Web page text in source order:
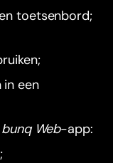
toetsenbord;
een
bunq Web-app: